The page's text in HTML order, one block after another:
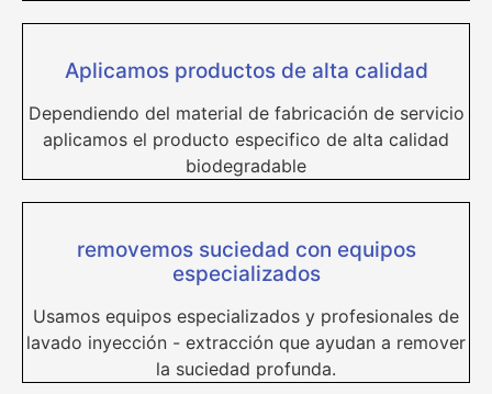
Aplicamos productos de alta calidad
Dependiendo del material de fabricación de servicio
aplicamos el producto especifico de alta calidad
biodegradable
removemos suciedad con equipos
especializados
Usamos equipos especializados y profesionales de
lavado inyección - extracción que ayudan a remover
la suciedad profunda.